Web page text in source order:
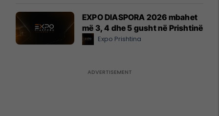
EXPO DIASPORA 2026 mbahet
më 3, 4 dhe 5 gusht në Prishtinë
Expo Prishtina